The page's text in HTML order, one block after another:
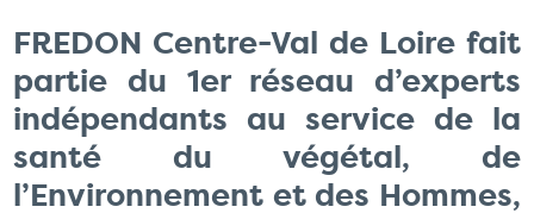
FREDON Centre-Val de Loire fait
partie du 1er réseau d’experts
indépendants au service de la
santé du végétal, de
l’Environnement et des Hommes,